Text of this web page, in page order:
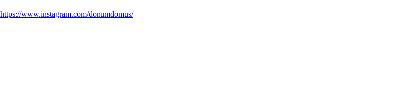
https://www.instagram.com/donumdomus/